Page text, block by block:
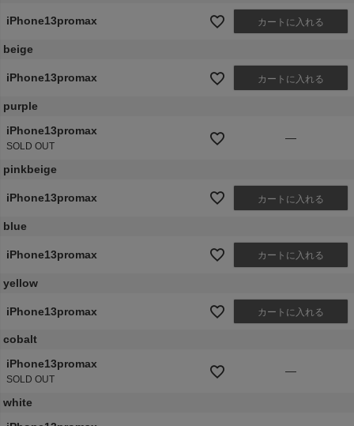
iPhone13promax カートに入れる
beige
iPhone13promax カートに入れる
purple
iPhone13promax
SOLD OUT
—
pinkbeige
iPhone13promax カートに入れる
blue
iPhone13promax カートに入れる
yellow
iPhone13promax カートに入れる
cobalt
iPhone13promax
SOLD OUT
—
white